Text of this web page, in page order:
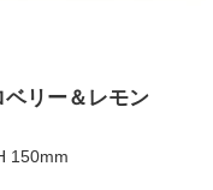
リー＆レモン
150mm